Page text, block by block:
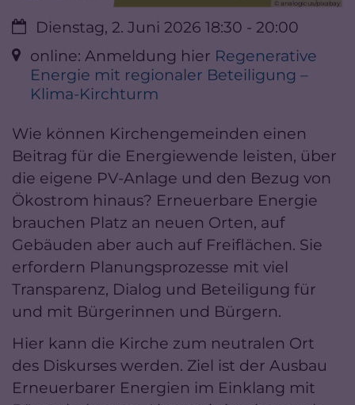
© analogicus/pixabay
Datum:
Dienstag, 2. Juni 2026 18:30 - 20:00
Ort:online: Anmeldung hier Regenerative
Energie mit regionaler Beteiligung –
Klima-Kirchturm
Wie können Kirchengemeinden einen
Beitrag für die Energiewende leisten, über
die eigene PV-Anlage und den Bezug von
Ökostrom hinaus? Erneuerbare Energie
brauchen Platz an neuen Orten, auf
Gebäuden aber auch auf Freiflächen. Sie
erfordern Planungsprozesse mit viel
Transparenz, Dialog und Beteiligung für
und mit Bürgerinnen und Bürgern.
Hier kann die Kirche zum neutralen Ort
des Diskurses werden. Ziel ist der Ausbau
Erneuerbarer Energien im Einklang mit